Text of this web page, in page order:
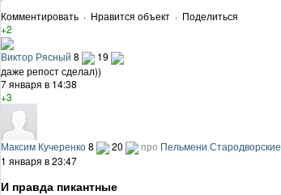
Комментировать · Нравится объект · Поделиться
+2
Виктор Рясный 8
19
даже репост сделал))
7 января в 14:38
+3
Максим Кучеренко8 20 про Пельмени Стародворские
1 января в 23:47
И правда пикантные